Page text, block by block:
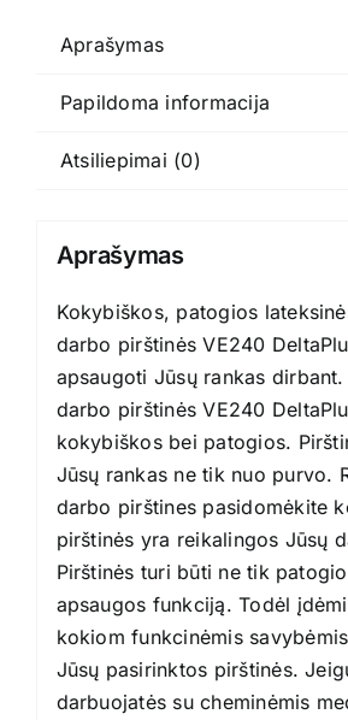
pirštinės
DeltaPlus
Aprašymas
Papildoma informacija
Atsiliepimai (0)
Aprašymas
Kokybiškos, patogios
darbo pirštinės VE240
apsaugoti Jūsų rankas
darbo pirštinės VE240
kokybiškos bei patogios.
Jūsų rankas ne tik nuo purvo.
darbo pirštines pasidomėkite
pirštinės yra reikalingos Jūsų
Pirštinės turi būti ne tik
apsaugos funkciją. Todėl
kokiom funkcinėmis
Jūsų pasirinktos pirštinės.
darbuojatės su cheminėmis